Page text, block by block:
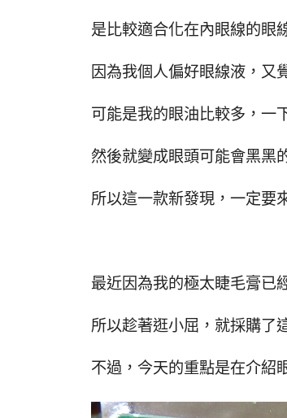
是比較適合化在內眼線的眼
因為我個人偏好眼線液，又
可能是我的眼油比較多，一
然後就變成眼頭可能會黑黑
所以這一款新發現，一定要
最近因為我的極太睫毛膏已
所以趁著逛小屈，就採購了
不過，今天的重點是在介紹